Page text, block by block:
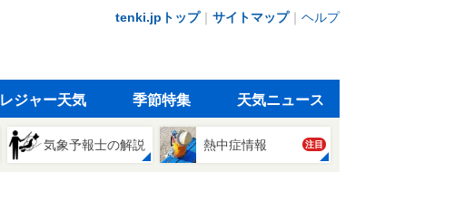
tenki.jpトップ｜ サイトマップ｜ ヘルプ
レジャー天気 季節特集 天気ニュース
気象予報士の解説 熱中症情報 注目